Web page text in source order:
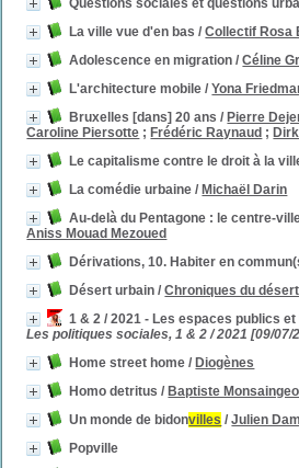
Questions sociales et questions
La ville vue d'en bas /Collectif Rosa
Adolescence en migration /Céline
L'architecture mobile /Yona
Bruxelles [dans] 20 ans / Pierre
Caroline Piersotte ; Frédéric Raynaud ;
Le capitalisme contre le droit à la
La comédie urbaine / Michaël Darin
Au-delà du Pentagone : le centre-
Aniss Mouad Mezoued
Dérivations, 10. Habiter en
Désert urbain /Chroniques du désert
1 & 2 / 2021 - Les espaces publics
Les politiques sociales, 1 & 2 / 2021 [09/07/
Home street home / Diogènes
Homo detritus / Baptiste
Un monde de bidonvilles /Julien
Popville